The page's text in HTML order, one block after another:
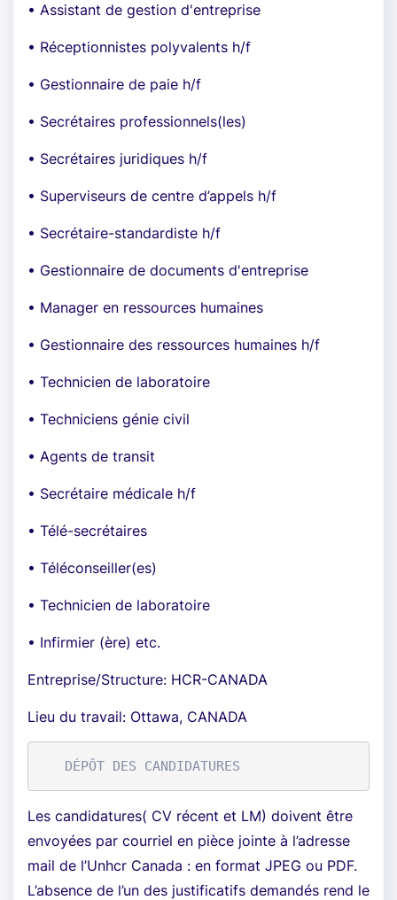
• Assistant de gestion d'entreprise
• Réceptionnistes polyvalents h/f
• Gestionnaire de paie h/f
• Secrétaires professionnels(les)
• Secrétaires juridiques h/f
• Superviseurs de centre d’appels h/f
• Secrétaire-standardiste h/f
• Gestionnaire de documents d'entreprise
• Manager en ressources humaines
• Gestionnaire des ressources humaines h/f
• Technicien de laboratoire
• Techniciens génie civil
• Agents de transit
• Secrétaire médicale h/f
• Télé-secrétaires
• Téléconseiller(es)
• Technicien de laboratoire
• Infirmier (ère) etc.
Entreprise/Structure: HCR-CANADA
Lieu du travail: Ottawa, CANADA
Les candidatures( CV récent et LM) doivent être
envoyées par courriel en pièce jointe à l’adresse
mail de l’Unhcr Canada : en format JPEG ou PDF.
L’absence de l’un des justificatifs demandés rend le